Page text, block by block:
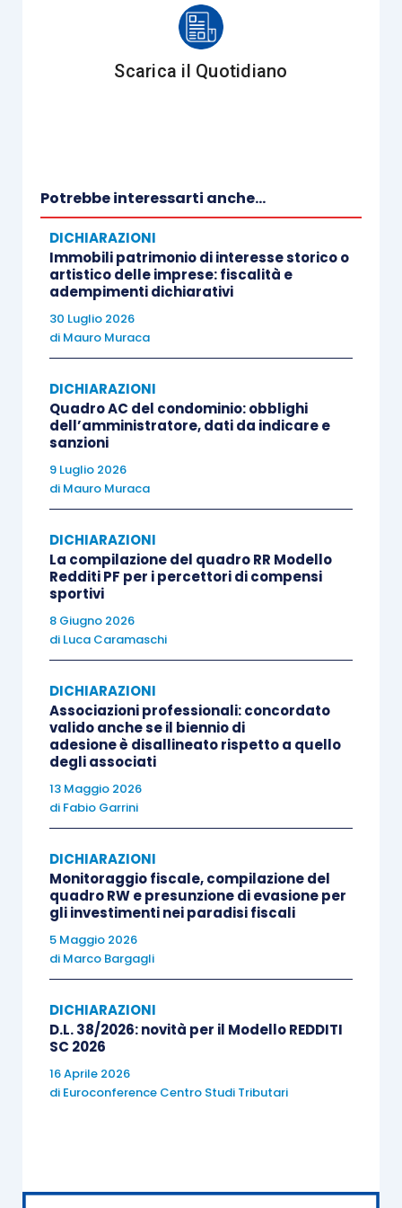
sull’imputazione temporale di elementi
positivi o negativi di reddito
componente positivo abbia
fini delle imposte sui redditi – è
necessario che il componente positivo
sia stato già erroneamente imputato e,
quindi, abbia concorso alla
determinazione del reddito, nell’annualità
in cui interviene l’attività di accertamento
necessario che lo stesso non sia stato
dedotto più volte.
Ebbene, la risoluzione di ieri afferma che la
l’operatività dellosconto sanzionatorioha come
presupposto la presenza di un’attività di
controllo
a verificare che l’infedeltà commessa dal
contribuente
sia caratterizzata dall’elemento soggettivo
dellacolpevolezza, dall’assenza di frode
costruita attraverso una
insidiosa
può tenerautonomamente
conto della riduzione
per determinare la sanzione da ravvedere.
Tuttavia, a parere dell’Agenzia, il divieto non trova
applicazione nel caso oggetto dellarisoluzione
131/E, giacché ilcontribuente non è chiamato a
inquadrare la violazione commessa nella
tipologia “
momento che la stessa è
Scarica il Quotidiano
Potrebbe interessarti anche...
DICHIARAZIONI
Immobili patrimonio di interesse storico o
artistico delle imprese: fiscalità e
adempimenti dichiarativi
30 Luglio 2026
di Mauro Muraca
DICHIARAZIONI
Quadro AC del condominio: obblighi
dell’amministratore, dati da indicare e
sanzioni
9 Luglio 2026
di Mauro Muraca
DICHIARAZIONI
La compilazione del quadro RR Modello
Redditi PF per i percettori di compensi
sportivi
8 Giugno 2026
di Luca Caramaschi
DICHIARAZIONI
Associazioni professionali: concordato
valido anche se il biennio di
adesione è disallineato rispetto a quello
degli associati
13 Maggio 2026
di Fabio Garrini
DICHIARAZIONI
Monitoraggio fiscale, compilazione del
quadro RW e presunzione di evasione per
gli investimenti nei paradisi fiscali
5 Maggio 2026
di Marco Bargagli
DICHIARAZIONI
D.L. 38/2026: novità per il Modello REDDITI
SC 2026
16 Aprile 2026
di Euroconference Centro Studi Tributari